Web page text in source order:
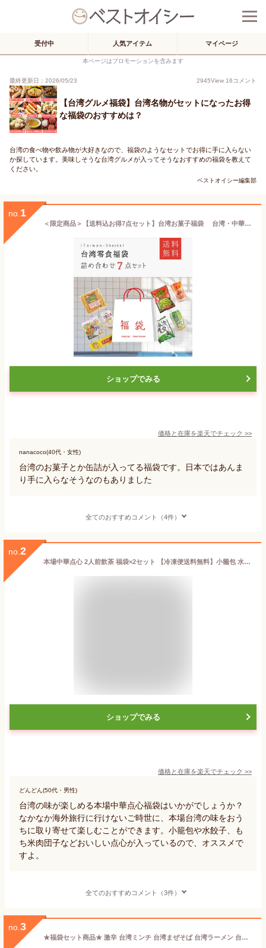
受付中 人気アイテム マイページ
本ページはプロモーションを含みます
最終更新日：2026/05/23 2945View 16コメント
【台湾グルメ福袋】台湾名物がセットになったお得
な福袋のおすすめは？
台湾の食べ物や飲み物が大好きなので、福袋のようなセットでお得に手に入らない
か探しています。美味しそうな台湾グルメが入ってそうなおすすめの福袋を教えて
ください。
ベストオイシー編集部
no. 1
＜限定商品＞【送料込お得7点セット】台湾お菓子福袋 台湾・中華点心・詰め合わせ・お菓子・缶詰
ショップでみる
価格と在庫を楽天でチェック >>
nanacoco(40代・女性)
台湾のお菓子とか缶詰が入ってる福袋です。日本ではあんま
り手に入らなそうなのもありました
全てのおすすめコメント（4件）
no. 2
本場中華点心 2人前飲茶 福袋×2セット 【冷凍便送料無料】小籠包 水餃子 もち米肉団子 ふかひれ風餃子 棒餃子 子豚あんまん パンダあんまん 点心 飲茶 グルメ福袋 中国食品 台湾 食品 台湾物産 館 台湾お土産 台湾 台湾祭
ショップでみる
価格と在庫を楽天でチェック >>
どんどん(50代・男性)
台湾の味が楽しめる本場中華点心福袋はいかがでしょうか？
なかなか海外旅行に行けないご時世に、本場台湾の味をおう
ちに取り寄せて楽しむことができます。小籠包や水餃子、も
ち米肉団子などおいしい点心が入っているので、オススメで
すよ。
全てのおすすめコメント（3件）
no. 3
★福袋セット商品★ 激辛 台湾ミンチ 台湾まぜそば 台湾ラーメン 台湾焼きそば 極上 叉焼 チャーシュー 辛い ラーメン セット まとめ 台湾ラーメン 家族 団らん 福袋 水がいらない 簡単調理 送料無料 ディナー 十分★福袋★